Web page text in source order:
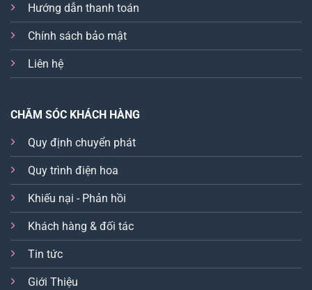
Hướng dẫn thanh toán
Chính sách bảo mật
Liên hệ
CHĂM SÓC KHÁCH HÀNG
Quy định chuyển phát
Quy trình điện hoa
Khiếu nại - Phản hồi
Khách hàng & đối tác
Tin tức
Giới Thiệu